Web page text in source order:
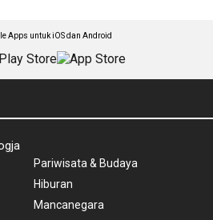
Apps untuk iOS dan Android
Pariwisata & Budaya
Hiburan
Mancanegara